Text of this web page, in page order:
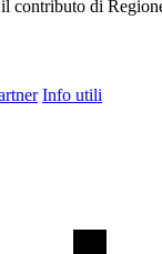
Info utili